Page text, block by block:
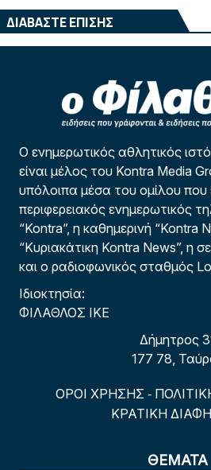
ΔΙΑΒΑΣΤΕ ΕΠΙΣΗΣ
Ο ενημερωτικός αθλητικός
είναι μέλος του Kontra Media
υπόλοιπα μέσα του ομίλου που
περιφερειακός ενημερωτικός
“Kontra”, η καθημερινή “Kontra
“Κυριακάτικη Kontra News”, η
και ο ραδιοφωνικός σταθμός
Ιδιοκτησία:
ΦΙΛΑΘΛΟΣ ΙΚΕ
Δήμητρος
177 78,
ΟΡΟΙ ΧΡΗΣΗΣ -
ΚΡΑΤΙΚΗ
ΘΕΜΑΤΑ